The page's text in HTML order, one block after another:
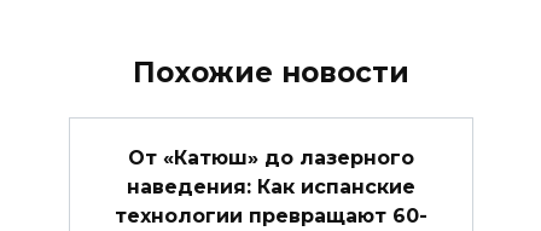
Похожие новости
От «Катюш» до лазерного
наведения: Как испанские
технологии превращают 60-